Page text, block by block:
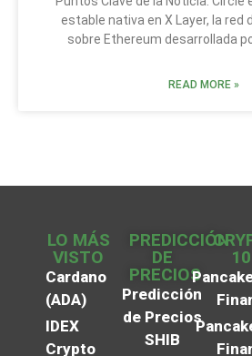
estable nativa en X Layer, la red
sobre Ethereum desarrollada
READ MORE »
LO MÁS
VISTO
Cardano
(ADA)
IDEX
Crypto
PREDICCIÓN
DE
PRECIOS
Predicción
de Precios
SHIB